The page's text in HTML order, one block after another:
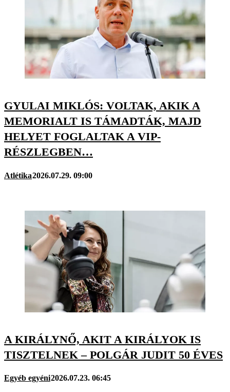
GYULAI MIKLÓS: VOLTAK, AKIK A
MEMORIALT IS TÁMADTÁK, MAJD
HELYET FOGLALTAK A VIP-
RÉSZLEGBEN…
Atlétika2026.07.29. 09:00
A KIRÁLYNŐ, AKIT A KIRÁLYOK IS
TISZTELNEK – POLGÁR JUDIT 50 ÉVES
Egyéb egyéni2026.07.23. 06:45